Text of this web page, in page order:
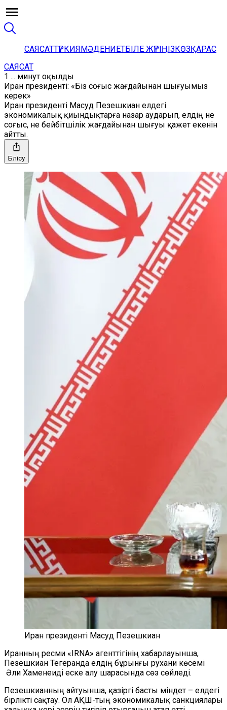
САЯСАТТҮРКИЯМӘДЕНИЕТБІЛЕ ЖҮРІҢІЗКӨЗҚАРАС
САЯСАТ
1 ... минут оқылды
Иран президенті: «Біз соғыс жағдайынан шығуымыз
керек»
Иран президенті Масуд Пезешкиан елдегі
экономикалық қиындықтарға назар аударып, елдің не
соғыс, не бейбітшілік жағдайынан шығуы қажет екенін
айтты.
Бөлісу
Иран президенті Масуд Пезешкиан
Иранның ресми «IRNA» агенттігінің хабарлауынша,
Пезешкиан Тегеранда елдің бұрынғы рухани көсемі
Әли Хаменеиді еске алу шарасында сөз сөйледі.
Пезешкианның айтуынша, қазіргі басты міндет – елдегі
бірлікті сақтау. Ол АҚШ-тың экономикалық санкциялары